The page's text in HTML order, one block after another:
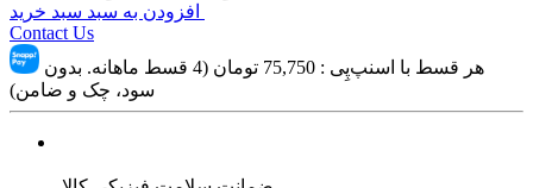
Contact Us
هر قسط با اسنپ‌پِی : 75,750
تومان (4 قسط ماهانه. بدون
سود، چک و ضامن)